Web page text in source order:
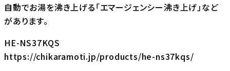
自動でお湯を沸き上げる「エマージェンシー沸き上げ」など
があります。
HE-NS37KQS
https://chikaramoti.jp/products/he-ns37kqs/